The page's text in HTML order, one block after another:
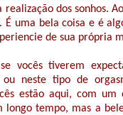
realização dos sonhos.
É uma bela coisa e é
de sua própria
vocês tiverem
ou neste tipo de
estão aqui, com um
longo tempo, mas a